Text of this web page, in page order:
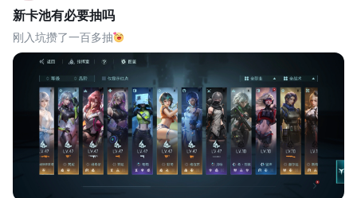
与大家见面！ 从最初构想到正式与大家
见面，我们始终想做的，是一款真正打出
自己风格的游戏——它要有足够鲜明的审
美表
新卡池有必要抽吗
刚入坑攒了一百多抽